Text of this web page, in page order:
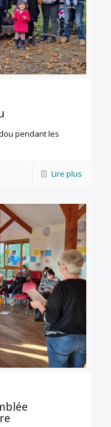
pendant les
Lire plus